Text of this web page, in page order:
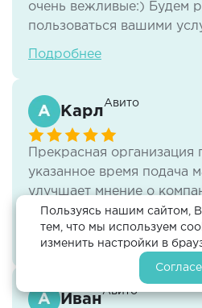
Пользуясь нашим сайтом,
тем, что мы используем
изменить настройки в
очень вежливые:) Будем
пользоваться вашими
Уважением, ООО "Вектор
Подробнее
Карл
Авито
Прекрасная организация
указанное время подача
улучшает мнение о
загружен и разгружен
Иван
Авито